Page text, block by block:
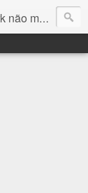
mostrar aqui esta vitrines incríveis!